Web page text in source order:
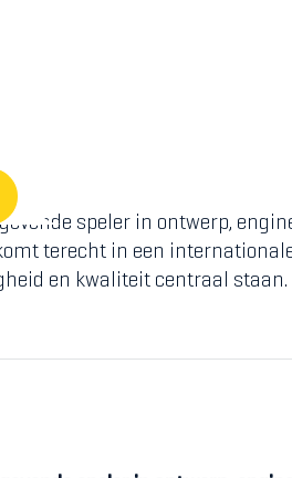
speler in ontwerp,
terecht in een
en kwaliteit centraal staan.